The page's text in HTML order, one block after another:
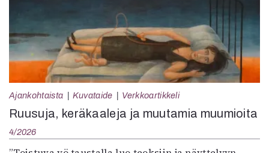
Ajankohtaista Kuvataide Verkkoartikkeli
Ruusuja, keräkaaleja ja muutamia muumioita
4/2026